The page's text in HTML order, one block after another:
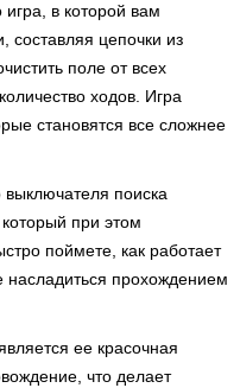
в которой вам
составляя цепочки из
поле от всех
ходов. Игра
становятся все сложнее
поиска
при этом
поймете, как работает
насладиться прохождением
ее красочная
что делает